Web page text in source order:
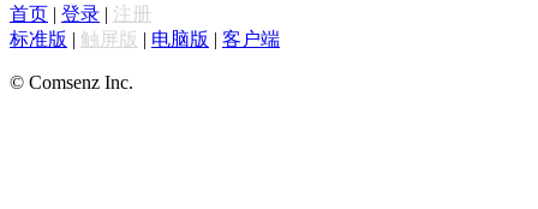
首页 登录
注册
标准版
触屏版 电脑版 客户端
© Comsenz Inc.